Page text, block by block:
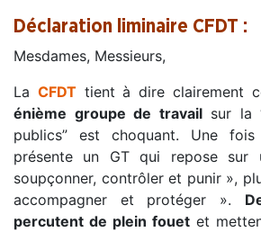
Déclaration liminaire CFDT :
Mesdames, Messieurs,
La CFDT tient à dire clairement
énième groupe de travailsur la
publics” est choquant. Une
présente un GT qui repose sur
soupçonner, contrôler et punir »,
accompagner et protéger ».
percutent de plein fouet et